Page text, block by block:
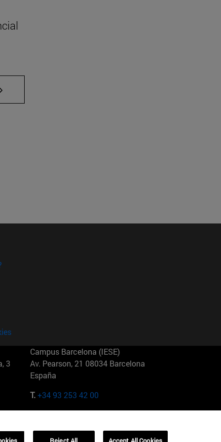
para desplazarse.
3
Campus Barcelona (IESE)
Av. Pearson, 21 08034 Barcelona
España
T.+34 93 253 42 00
01321001 Bela Vista Brasil